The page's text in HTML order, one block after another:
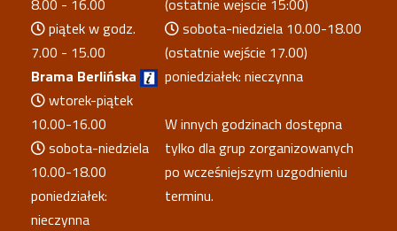
8.00 - 16.00
piątek w godz.
7.00 - 15.00
Brama Berlińska
wtorek-piątek
10.00-16.00
sobota-niedziela
10.00-18.00
poniedziałek:
nieczynna
(ostatnie wejscie 15:00)
sobota-niedziela 10.00-18.00
(ostatnie wejście 17.00)
poniedziałek: nieczynna
W innych godzinach dostępna
tylko dla grup zorganizowanych
po wcześniejszym uzgodnieniu
terminu.